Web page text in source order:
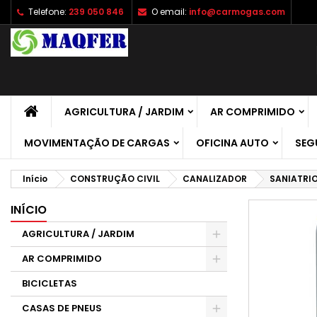
Telefone: 239 050 846 O email: info@carmogas.com
AGRICULTURA / JARDIM AR COMPRIMIDO
MOVIMENTAÇÃO DE CARGAS OFICINA AUTO
Início CONSTRUÇÃO CIVIL CANALIZADOR
INÍCIO
AGRICULTURA / JARDIM
AR COMPRIMIDO
BICICLETAS
CASAS DE PNEUS